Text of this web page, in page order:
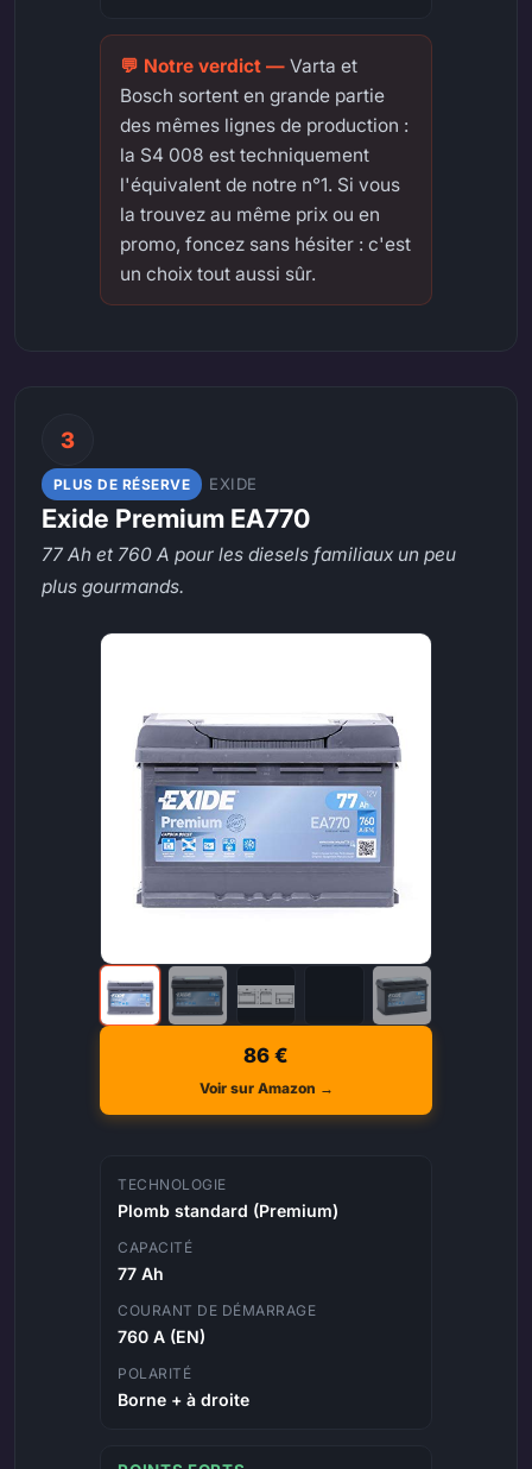
Varta et
Bosch sortent en grande partie
des mêmes lignes de production :
la S4 008 est techniquement
l'équivalent de notre n°1. Si vous
la trouvez au même prix ou en
promo, foncez sans hésiter : c'est
un choix tout aussi sûr.
3
PLUS DE RÉSERVE EXIDE
Exide Premium EA770
77 Ah et 760 A pour les diesels familiaux un peu
plus gourmands.
86 €
Voir sur Amazon →
TECHNOLOGIE
Plomb standard (Premium)
CAPACITÉ
77 Ah
COURANT DE DÉMARRAGE
760 A (EN)
POLARITÉ
Borne + à droite